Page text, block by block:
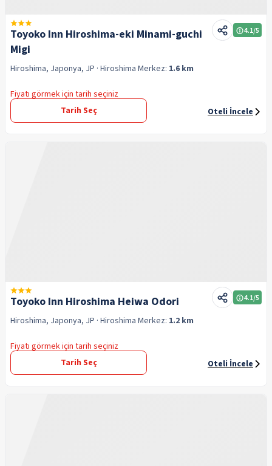
Toyoko Inn Hiroshima-eki Minami-guchi
Migi
4.1/5
Hiroshima, Japonya, JP · Hiroshima Merkez: 1.6 km
Fiyatı görmek için tarih seçiniz
Tarih Seç
Oteli İncele
Toyoko Inn Hiroshima Heiwa Odori 4.1/5
Hiroshima, Japonya, JP · Hiroshima Merkez: 1.2 km
Fiyatı görmek için tarih seçiniz
Tarih Seç
Oteli İncele